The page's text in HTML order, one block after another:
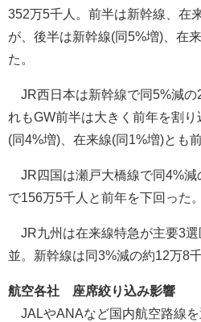
352万5千人。前半は新幹線、在
が、後半は新幹線(同5%増)、在
た。
JR西日本は新幹線で同5%減の
れもGW前半は大きく前年を割
(同4%増)、在来線(同1%増)とも
JR四国は瀬戸大橋線で同4%減
で156万5千人と前年を下回った。
JR九州は在来線特急が主要3
並。新幹線は同3%減の約12万8千
航空各社 座席絞り込み影響
JALやANAなど国内航空路線を